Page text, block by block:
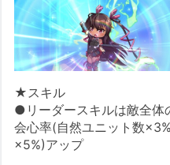
★スキル
●リーダースキルは敵全体
会心率(自然ユニット数
×5%)アップ